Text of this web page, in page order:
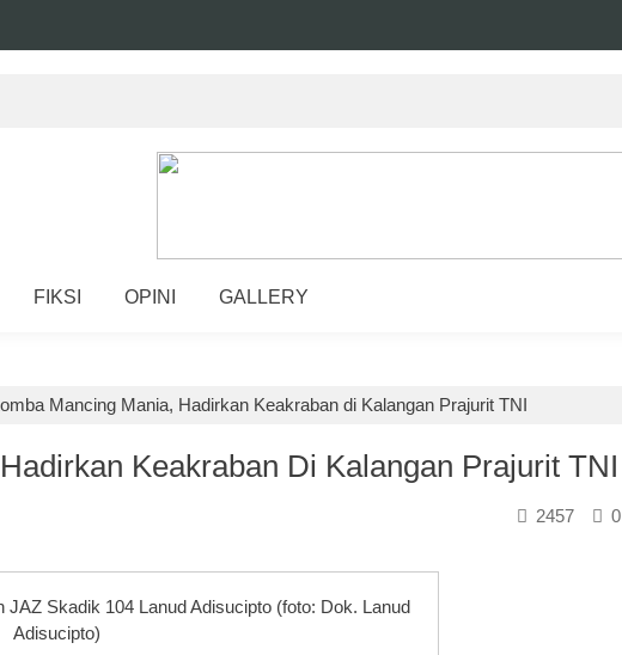
FIKSI OPINI GALLERY
Mancing Mania, Hadirkan Keakraban di Kalangan Prajurit TNI
Keakraban Di Kalangan Prajurit TNI
0
2457
Skadik 104 Lanud Adisucipto (foto: Dok. Lanud
Adisucipto)